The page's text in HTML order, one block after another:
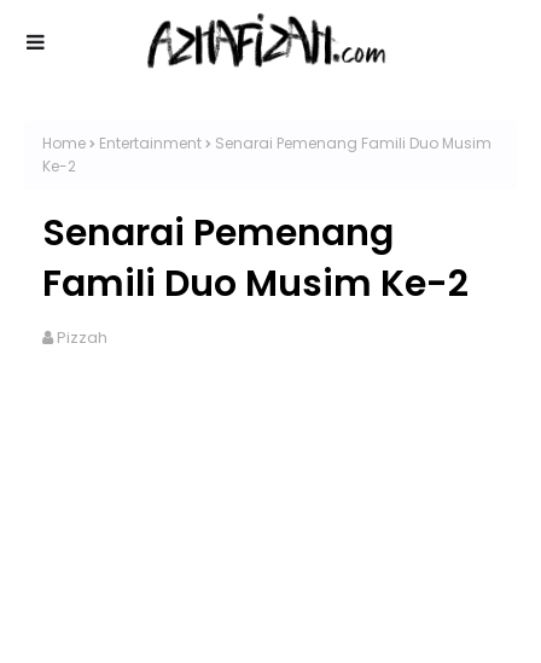
Home Entertainment
Senarai Pemenang Famili Duo Musim
Ke-2
Senarai Pemenang
Famili Duo Musim Ke-2
Pizzah